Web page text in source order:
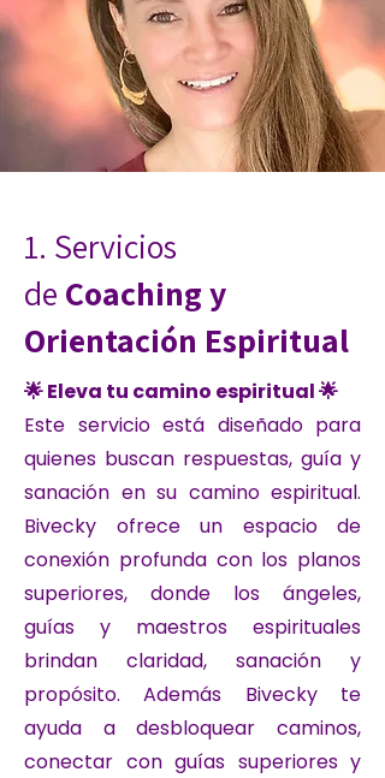
1. Servicios
de Coaching y
Orientación Espiritual
🌟 Eleva tu camino espiritual 🌟
Este servicio está diseñado para
quienes buscan respuestas, guía y
sanación en su camino espiritual.
Bivecky ofrece un espacio de
conexión profunda con los planos
superiores, donde los ángeles,
guías y maestros espirituales
brindan claridad, sanación y
propósito. Además Bivecky te
ayuda a desbloquear caminos,
conectar con guías superiores y